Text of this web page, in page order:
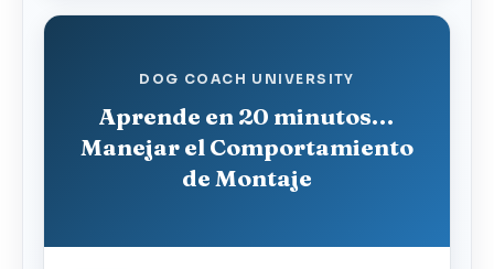
DOG COACH UNIVERSITY
Aprende en 20 minutos…
Manejar el Comportamiento
de Montaje